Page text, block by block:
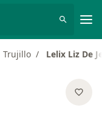
Trujillo Lelix Liz De